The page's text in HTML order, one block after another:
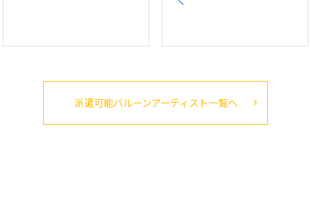
派遣可能バルーンアーティスト一覧へ